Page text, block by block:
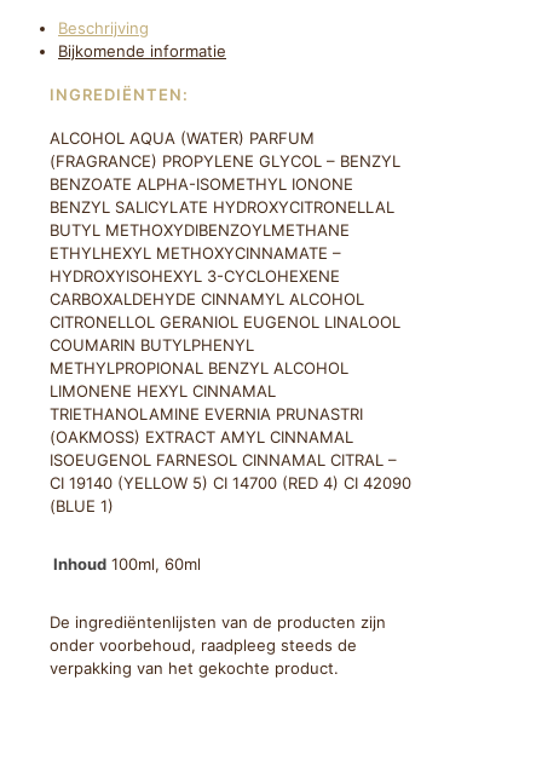
Beschrijving
Bijkomende informatie
INGREDIËNTEN:
ALCOHOL AQUA (WATER) PARFUM
(FRAGRANCE) PROPYLENE GLYCOL – BENZYL
BENZOATE ALPHA-ISOMETHYL IONONE
BENZYL SALICYLATE HYDROXYCITRONELLAL
BUTYL METHOXYDIBENZOYLMETHANE
ETHYLHEXYL METHOXYCINNAMATE –
HYDROXYISOHEXYL 3-CYCLOHEXENE
CARBOXALDEHYDE CINNAMYL ALCOHOL
CITRONELLOL GERANIOL EUGENOL LINALOOL
COUMARIN BUTYLPHENYL
METHYLPROPIONAL BENZYL ALCOHOL
LIMONENE HEXYL CINNAMAL
TRIETHANOLAMINE EVERNIA PRUNASTRI
(OAKMOSS) EXTRACT AMYL CINNAMAL
ISOEUGENOL FARNESOL CINNAMAL CITRAL –
CI 19140 (YELLOW 5) CI 14700 (RED 4) CI 42090
(BLUE 1)
Inhoud 100ml, 60ml
De ingrediëntenlijsten van de producten zijn
onder voorbehoud, raadpleeg steeds de
verpakking van het gekochte product.